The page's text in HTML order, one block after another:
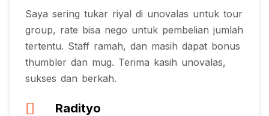
Saya sering tukar riyal di unovalas untuk tour
group, rate bisa nego untuk pembelian jumlah
tertentu. Staff ramah, dan masih dapat bonus
thumbler dan mug. Terima kasih unovalas,
sukses dan berkah.
Radityo